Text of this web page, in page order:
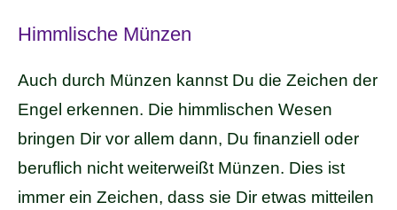
Himmlische Münzen
Auch durch Münzen kannst Du die Zeichen der
Engel erkennen. Die himmlischen Wesen
bringen Dir vor allem dann, Du finanziell oder
beruflich nicht weiterweißt Münzen. Dies ist
immer ein Zeichen, dass sie Dir etwas mitteilen